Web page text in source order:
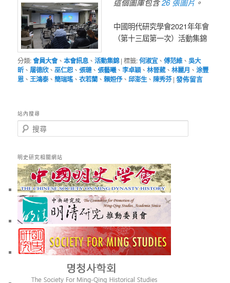
這個圖庫包含26 張圖片 。
中國明代研究學會2021年年會
（第十三屆第一次）活動集錦
分類:會員大會、本會訊息、活動集錦 |標籤:何淑宜、傅范維、吳大
昕、屠德欣、巫仁恕、張璉、張藝曦、李卓穎、林晉葳、林麗月 、涂豐
恩、王鴻泰、簡瑞瑤、衣若蘭、賴姮伃、邱澎生、 陳秀芬 |發佈留言
站內搜尋
搜
尋
明史研究相關網站